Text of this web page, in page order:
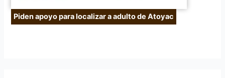
Piden apoyo para localizar a adulto de Atoyac